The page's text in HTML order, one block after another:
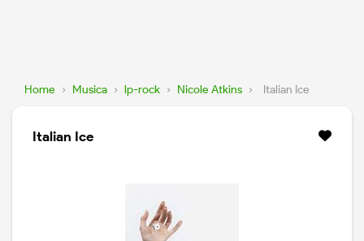
Home › Musica › lp-rock › Nicole Atkins › Italian Ice
Italian Ice